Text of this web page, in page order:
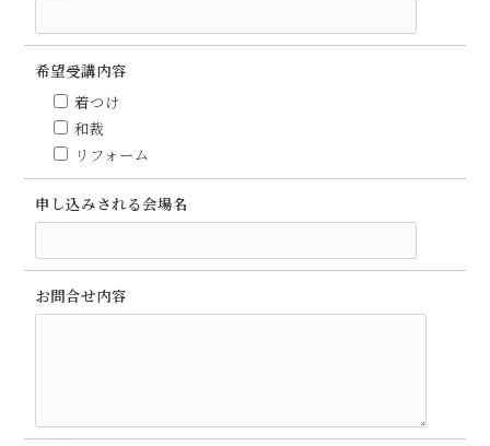
希望受講内容
着つけ
和裁
リフォーム
申し込みされる会場名
お問合せ内容